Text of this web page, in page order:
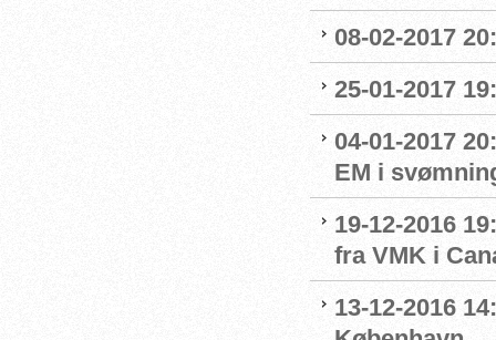
08-02-2017
25-01-2017
04-01-2017
EM i
19-12-2016
fra VMK i
13-12-2016